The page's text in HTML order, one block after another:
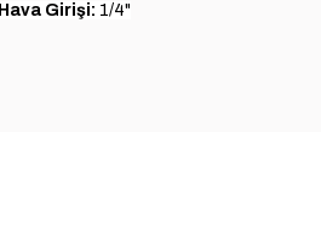
Hava Girişi: 1/4"